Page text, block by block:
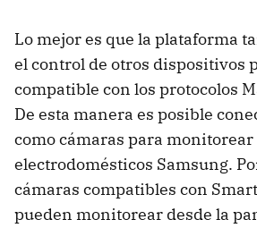
Lo mejor es que la plataforma
el control de otros dispositivos
compatible con los protocolos
De esta manera es posible
como cámaras para monitorear
electrodomésticos Samsung.
cámaras compatibles con
pueden monitorear desde la